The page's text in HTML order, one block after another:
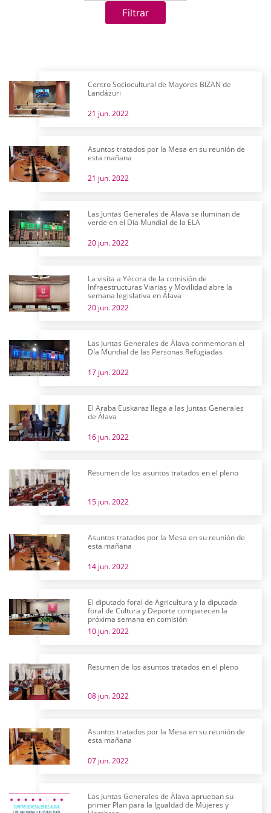
Filtrar
Centro Sociocultural de Mayores BIZAN de
Landázuri
21 jun. 2022
Asuntos tratados por la Mesa en su reunión de
esta mañana
21 jun. 2022
Las Juntas Generales de Álava se iluminan de
verde en el Día Mundial de la ELA
20 jun. 2022
La visita a Yécora de la comisión de
Infraestructuras Viarias y Movilidad abre la
semana legislativa en Álava
20 jun. 2022
Las Juntas Generales de Álava conmemoran el
Día Mundial de las Personas Refugiadas
17 jun. 2022
El Araba Euskaraz llega a las Juntas Generales
de Álava
16 jun. 2022
Resumen de los asuntos tratados en el pleno
15 jun. 2022
Asuntos tratados por la Mesa en su reunión de
esta mañana
14 jun. 2022
El diputado foral de Agricultura y la diputada
foral de Cultura y Deporte comparecen la
próxima semana en comisión
10 jun. 2022
Resumen de los asuntos tratados en el pleno
08 jun. 2022
Asuntos tratados por la Mesa en su reunión de
esta mañana
07 jun. 2022
Las Juntas Generales de Álava aprueban su
primer Plan para la Igualdad de Mujeres y